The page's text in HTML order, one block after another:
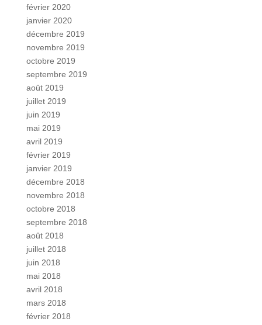
février 2020
janvier 2020
décembre 2019
novembre 2019
octobre 2019
septembre 2019
août 2019
juillet 2019
juin 2019
mai 2019
avril 2019
février 2019
janvier 2019
décembre 2018
novembre 2018
octobre 2018
septembre 2018
août 2018
juillet 2018
juin 2018
mai 2018
avril 2018
mars 2018
février 2018